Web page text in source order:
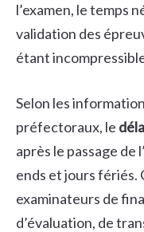
l’examen, le temps
validation des
étant
Selon les
préfectoraux, le
après le passage de
ends et jours fériés.
examinateurs de
d’évaluation, de